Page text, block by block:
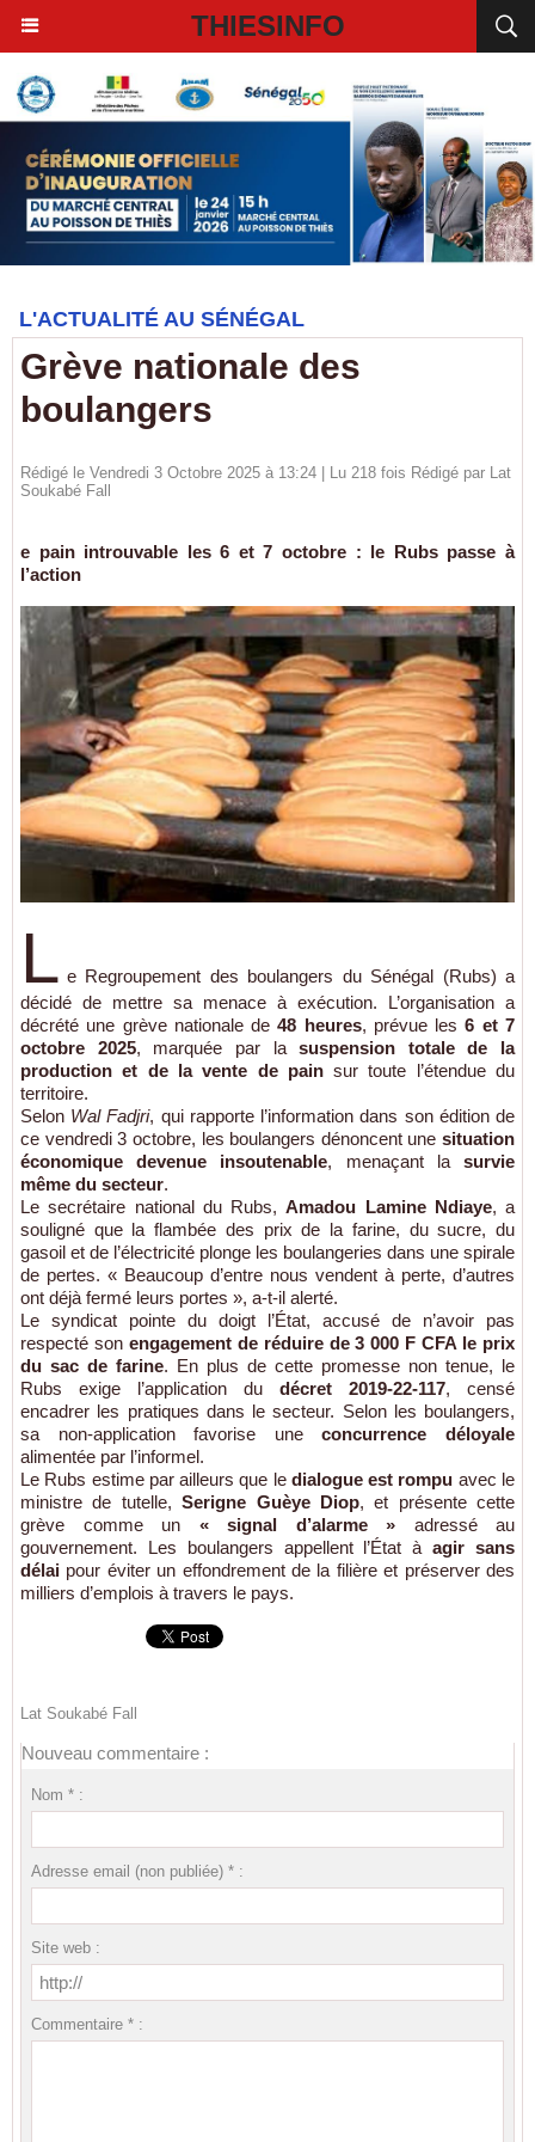
THIESINFO
L'ACTUALITÉ AU SÉNÉGAL
Grève nationale des
boulangers
Rédigé le Vendredi 3 Octobre 2025 à 13:24 | Lu 218 fois Rédigé par Lat
Soukabé Fall
e pain introuvable les 6 et 7 octobre : le Rubs passe à
l’action
L e Regroupement des boulangers du Sénégal (Rubs) a
décidé de mettre sa menace à exécution. L’organisation a
décrété une grève nationale de48 heures, prévue les6 et 7
octobre 2025, marquée par lasuspension totale de la
production et de la vente de painsur toute l’étendue du
territoire.
Selon Wal Fadjri, qui rapporte l’information dans son édition de
ce vendredi 3 octobre, les boulangers dénoncent une situation
économique devenue insoutenable, menaçant lasurvie
même du secteur.
Le secrétaire national du Rubs,Amadou Lamine Ndiaye, a
souligné que la flambée des prix de la farine, du sucre, du
gasoil et de l’électricité plonge les boulangeries dans une spirale
de pertes. « Beaucoup d’entre nous vendent à perte, d’autres
ont déjà fermé leurs portes », a-t-il alerté.
Le syndicat pointe du doigt l’État, accusé de n’avoir pas
respecté son engagement de réduire de 3 000 F CFA le prix
du sac de farine. En plus de cette promesse non tenue, le
Rubs exige l’application du décret 2019-22-117, censé
encadrer les pratiques dans le secteur. Selon les boulangers,
sa non-application favorise uneconcurrence déloyale
alimentée par l’informel.
Le Rubs estime par ailleurs que le dialogue est rompu avec le
ministre de tutelle,Serigne Guèye Diop, et présente cette
grève comme un « signal d’alarme » adressé au
gouvernement. Les boulangers appellent l’État àagir sans
délai pour éviter un effondrement de la filière et préserver des
milliers d’emplois à travers le pays.
Lat Soukabé Fall
Nouveau commentaire :
Nom * :
Adresse email (non publiée) * :
Site web :
Commentaire * :